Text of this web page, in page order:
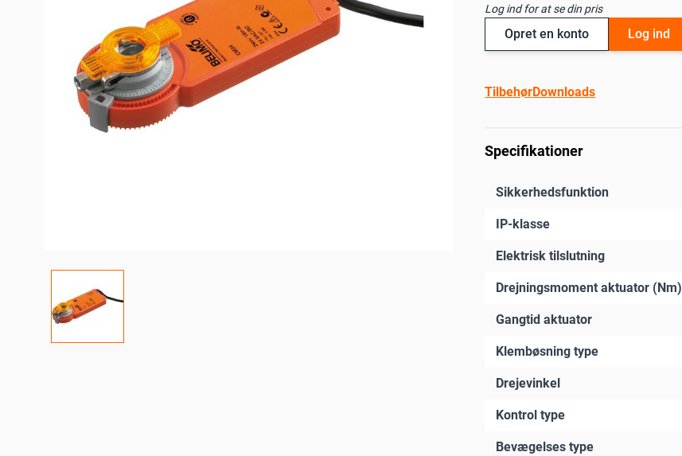
Log ind for at se din pris
Opret en konto Log ind
TilbehørDownloads
Specifikationer
Sikkerhedsfunktion
IP-klasse
Elektrisk tilslutning
Drejningsmoment aktuator (Nm)
Gangtid aktuator
Klembøsning type
Drejevinkel
Kontrol type
Bevægelses type